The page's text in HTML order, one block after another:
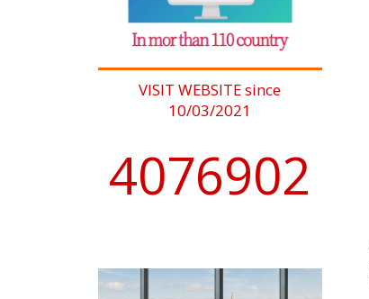
VISIT WEBSITE since
10/03/2021
4076902